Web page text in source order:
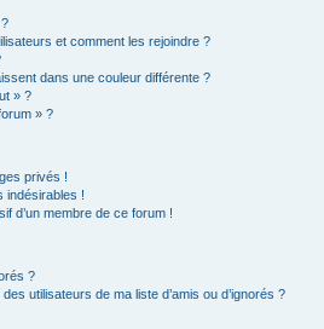
et comment les rejoindre ?
dans une couleur différente ?
» ?
» ?
privés !
indésirables !
d’un membre de ce forum !
?
utilisateurs de ma liste d’amis ou d’ignorés ?